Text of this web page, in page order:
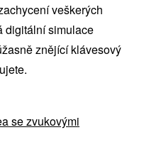
veškerých
digitální simulace
znějící klávesový
se zvukovými